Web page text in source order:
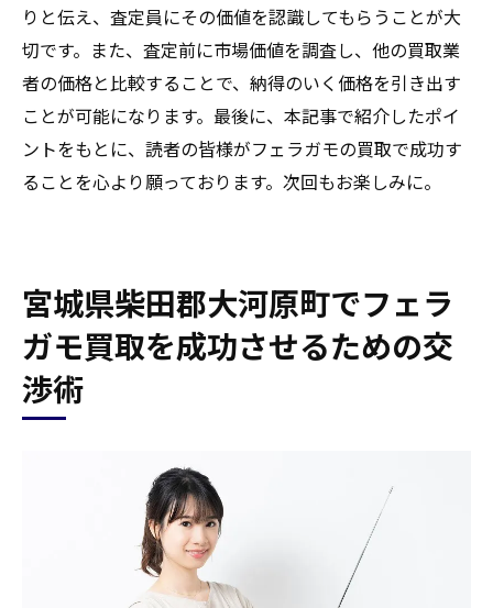
りと伝え、査定員にその価値を認識してもらうことが大
切です。また、査定前に市場価値を調査し、他の買取業
者の価格と比較することで、納得のいく価格を引き出す
ことが可能になります。最後に、本記事で紹介したポイ
ントをもとに、読者の皆様がフェラガモの買取で成功す
ることを心より願っております。次回もお楽しみに。
宮城県柴田郡大河原町でフェラ
ガモ買取を成功させるための交
渉術